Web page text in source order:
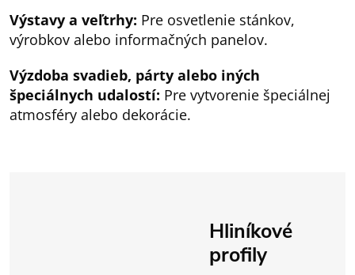
Výstavy a veľtrhy: Pre osvetlenie stánkov,
výrobkov alebo informačných panelov.
Výzdoba svadieb, párty alebo iných
špeciálnych udalostí: Pre vytvorenie špeciálnej
atmosféry alebo dekorácie.
Hliníkové
profily